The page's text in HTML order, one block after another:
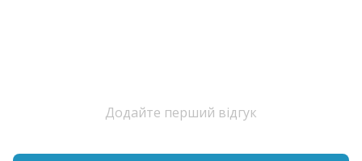
Додайте перший відгук